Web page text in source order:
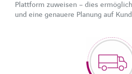
Plattform zuweisen – dies
und eine genauere Planung auf